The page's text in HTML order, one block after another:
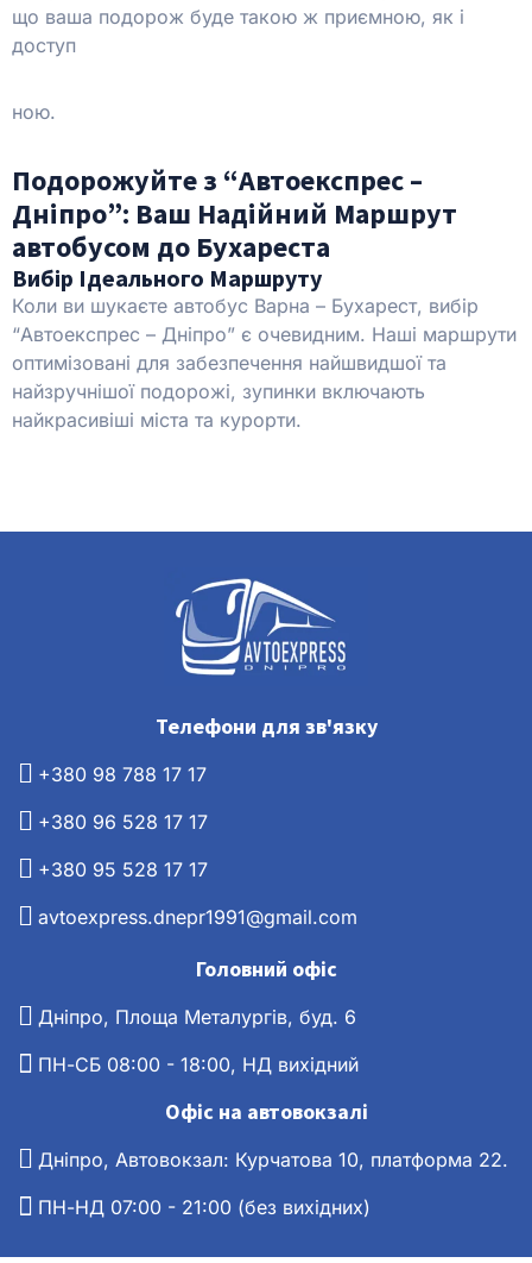
що ваша подорож буде такою ж приємною, як і
доступ
ною.
Подорожуйте з “Автоекспрес –
Дніпро”: Ваш Надійний Маршрут
автобусом до Бухареста
Вибір Ідеального Маршруту
Коли ви шукаєте автобус Варна – Бухарест, вибір
“Автоекспрес – Дніпро” є очевидним. Наші маршрути
оптимізовані для забезпечення найшвидшої та
найзручнішої подорожі, зупинки включають
найкрасивіші міста та курорти.
Телефони для зв'язку
+380 98 788 17 17
+380 96 528 17 17
+380 95 528 17 17
avtoexpress.dnepr1991@gmail.com
Головний офіс
Дніпро, Площа Металургів, буд. 6
ПН-СБ 08:00 - 18:00, НД вихідний
Офіс на автовокзалі
Дніпро, Автовокзал: Курчатова 10, платформа 22.
ПН-НД 07:00 - 21:00 (без вихідних)